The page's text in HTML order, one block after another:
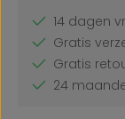
14 dagen
Gratis
Gratis
24